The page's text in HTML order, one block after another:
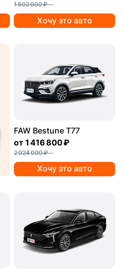
1 602 000 ₽
Хочу это авто
FAW Bestune T77
от 1 416 800 ₽
2 024 000 ₽
Хочу это авто